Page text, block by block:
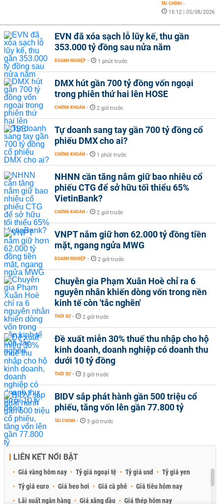
TÀI CHÍNH -
15:12 | 05/08/2026
EVN đã xóa sạch lỗ lũy kế, thu gần
353.000 tỷ đồng sau nửa năm
DOANH NGHIỆP - 1 phút trước
DMX hút gần 700 tỷ đồng vốn ngoại
trong phiên thứ hai lên HOSE
CHỨNG KHOÁN - 2 giờ trước
Tự doanh sang tay gần 700 tỷ đồng cổ
phiếu DMX cho ai?
CHỨNG KHOÁN - 1 phút trước
NHNN cần tăng nắm giữ bao nhiêu cổ
phiếu CTG để sở hữu tối thiểu 65%
VietinBank?
CHỨNG KHOÁN - 2 giờ trước
VNPT nắm giữ hơn 62.000 tỷ đồng tiền
mặt, ngang ngửa MWG
DOANH NGHIỆP - 2 giờ trước
Chuyên gia Phạm Xuân Hoè chỉ ra 6
nguyên nhân khiến dòng vốn trong nền
kinh tế còn 'tắc nghẽn'
THỜI SỰ - 2 giờ trước
Đề xuất miễn 30% thuế thu nhập cho hộ
kinh doanh, doanh nghiệp có doanh thu
dưới 10 tỷ đồng
THỜI SỰ - 3 giờ trước
BIDV sắp phát hành gần 500 triệu cổ
phiếu, tăng vốn lên gần 77.800 tỷ
TÀI CHÍNH - 3 giờ trước
LIÊN KẾT NỔI BẬT
Giá vàng hôm nay Tỷ giá ngoại tệ Tỷ giá usd
Tỷ giá yen
Tỷ giá euro
Giá heo hơi Giá cà phê
Giá tiêu hôm nay
Lãi suất ngân hàng
Giá xăng dầu Giá thép hôm nay